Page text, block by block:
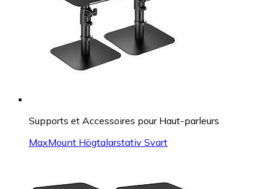
Supports et Accessoires pour Haut-parleurs
MaxMount Högtalarstativ Svart